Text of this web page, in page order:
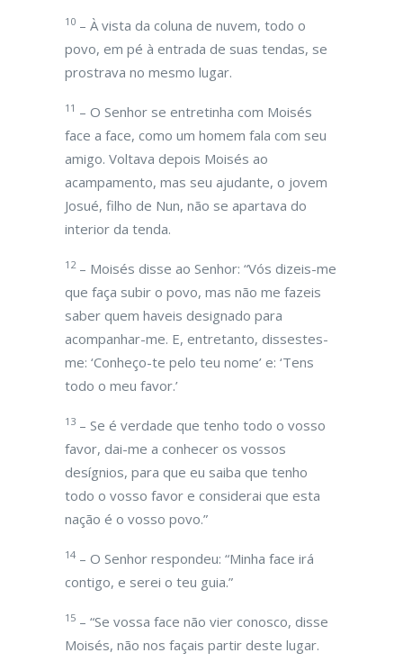
10 – À vista da coluna de nuvem, todo o
povo, em pé à entrada de suas tendas, se
prostrava no mesmo lugar.
11 – O Senhor se entretinha com Moisés
face a face, como um homem fala com seu
amigo. Voltava depois Moisés ao
acampamento, mas seu ajudante, o jovem
Josué, filho de Nun, não se apartava do
interior da tenda.
12– Moisés disse ao Senhor: “Vós dizeis-me
que faça subir o povo, mas não me fazeis
saber quem haveis designado para
acompanhar-me. E, entretanto, dissestes-
me: ‘Conheço-te pelo teu nome’ e: ‘Tens
todo o meu favor.’
13 – Se é verdade que tenho todo o vosso
favor, dai-me a conhecer os vossos
desígnios, para que eu saiba que tenho
todo o vosso favor e considerai que esta
nação é o vosso povo.”
14 – O Senhor respondeu: “Minha face irá
contigo, e serei o teu guia.”
15 – “Se vossa face não vier conosco, disse
Moisés, não nos façais partir deste lugar.